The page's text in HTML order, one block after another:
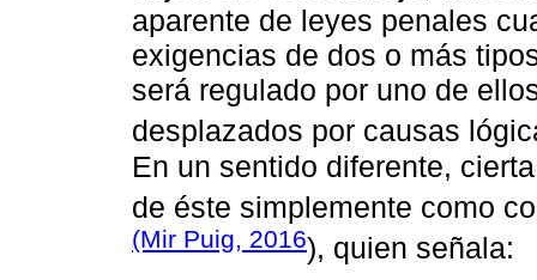
aparente de leyes penales
exigencias de dos o más
será regulado por uno de
desplazados por causas
En un sentido diferente,
de éste simplemente como
(Mir Puig, 2016), quien señala: